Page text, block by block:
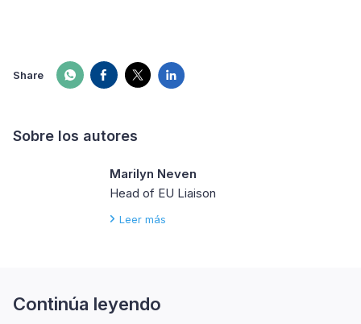
Share
Sobre los autores
Marilyn Neven
Head of EU Liaison
Leer más
Continúa leyendo